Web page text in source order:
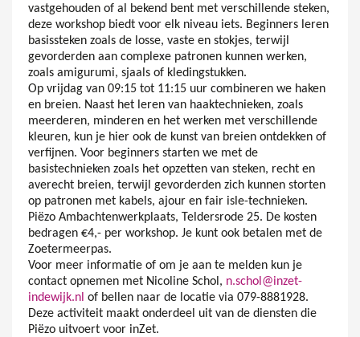
vastgehouden of al bekend bent met verschillende steken,
deze workshop biedt voor elk niveau iets. Beginners leren
basissteken zoals de losse, vaste en stokjes, terwijl
gevorderden aan complexe patronen kunnen werken,
zoals amigurumi, sjaals of kledingstukken.
Op vrijdag van 09:15 tot 11:15 uur combineren we haken
en breien. Naast het leren van haaktechnieken, zoals
meerderen, minderen en het werken met verschillende
kleuren, kun je hier ook de kunst van breien ontdekken of
verfijnen. Voor beginners starten we met de
basistechnieken zoals het opzetten van steken, recht en
averecht breien, terwijl gevorderden zich kunnen storten
op patronen met kabels, ajour en fair isle-technieken.
Piëzo Ambachtenwerkplaats, Teldersrode 25. De kosten
bedragen €4,- per workshop. Je kunt ook betalen met de
Zoetermeerpas.
Voor meer informatie of om je aan te melden kun je
contact opnemen met Nicoline Schol, n.schol@inzet-
indewijk.nl of bellen naar de locatie via 079-8881928.
Deze activiteit maakt onderdeel uit van de diensten die
Piëzo uitvoert voor inZet.